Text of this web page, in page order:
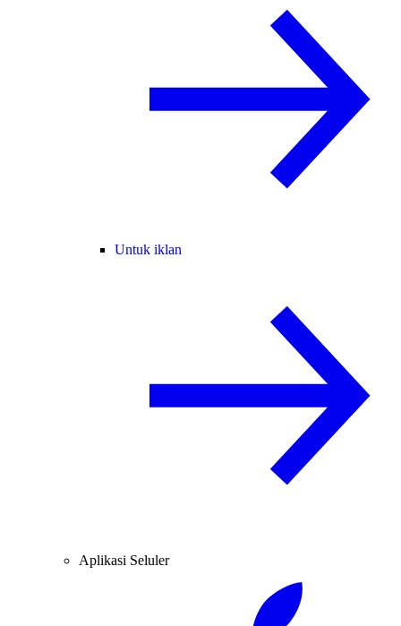
Untuk iklan
Aplikasi Seluler